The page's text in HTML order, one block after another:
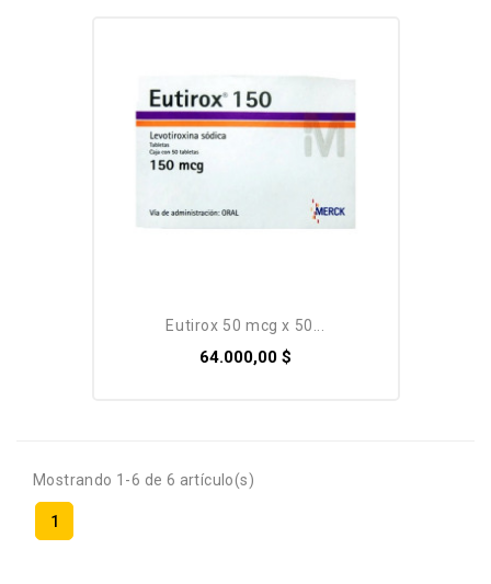
eutirox 50 mcg x 50...
64.000,00 $
Mostrando 1-6 de 6 artículo(s)
1